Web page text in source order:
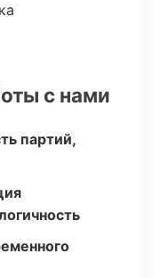
с нами
партий,